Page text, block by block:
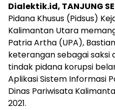
Dialektik.id, TANJUNG
Pidana Khusus (Pidsus)
Kalimantan Utara
Patria Artha (UPA),
keterangan sebagai saksi
tindak pidana korupsi
Aplikasi Sistem Informasi
Dinas Pariwisata
2021.